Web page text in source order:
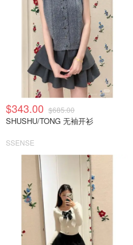
$343.00 $685.00
SHUSHU/TONG 无袖开衫
SSENSE